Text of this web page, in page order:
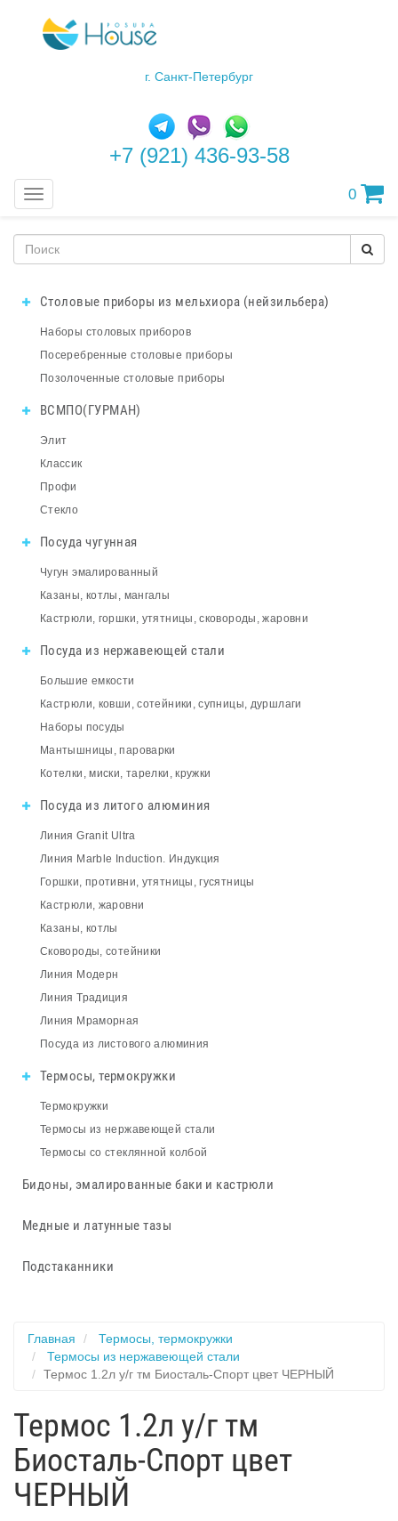
г. Санкт-Петербург
+7 (921) 436-93-58
Меню 0
Столовые приборы из мельхиора (нейзильбера)
Наборы столовых приборов
Посеребренные столовые приборы
Позолоченные столовые приборы
ВСМПО(ГУРМАН)
Элит
Классик
Профи
Стекло
Посуда чугунная
Чугун эмалированный
Казаны, котлы, мангалы
Кастрюли, горшки, утятницы, сковороды, жаровни
Посуда из нержавеющей стали
Большие емкости
Кастрюли, ковши, сотейники, супницы, дуршлаги
Наборы посуды
Мантышницы, пароварки
Котелки, миски, тарелки, кружки
Посуда из литого алюминия
Линия Granit Ultra
Линия Marble Induction. Индукция
Горшки, противни, утятницы, гусятницы
Кастрюли, жаровни
Казаны, котлы
Сковороды, сотейники
Линия Модерн
Линия Традиция
Линия Мраморная
Посуда из листового алюминия
Термосы, термокружки
Термокружки
Термосы из нержавеющей стали
Термосы со стеклянной колбой
Бидоны, эмалированные баки и кастрюли
Медные и латунные тазы
Подстаканники
Главная
Термосы, термокружки
Термосы из нержавеющей стали
Термос 1.2л у/г тм Биосталь-Спорт цвет ЧЕРНЫЙ
Термос 1.2л у/г тм
Биосталь-Спорт цвет
ЧЕРНЫЙ